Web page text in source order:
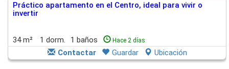
Práctico apartamento en el Centro, ideal para vivir o
invertir
34 m² 1 dorm. 1 baños Hace 2 días
Contactar Guardar Ubicación